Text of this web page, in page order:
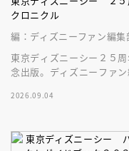
クロニクル
編：ディズニーファン編集
東京ディズニーシー２５
念出版。ディズニーファン
したパークファン必見の２
2026.09.04